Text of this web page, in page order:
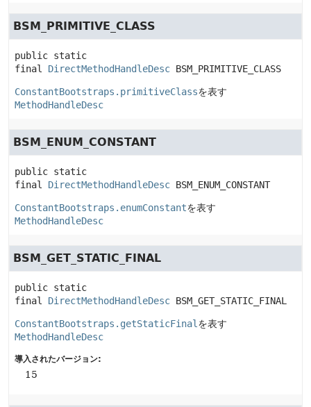
BSM_PRIMITIVE_CLASS
public static
final
DirectMethodHandleDesc BSM_PRIMITIVE_CLASS
ConstantBootstraps.primitiveClassを表す
MethodHandleDesc
BSM_ENUM_CONSTANT
public static
final
DirectMethodHandleDesc BSM_ENUM_CONSTANT
ConstantBootstraps.enumConstantを表す
MethodHandleDesc
BSM_GET_STATIC_FINAL
public static
final
DirectMethodHandleDesc BSM_GET_STATIC_FINAL
ConstantBootstraps.getStaticFinal を表す
MethodHandleDesc
導入されたバージョン:
15